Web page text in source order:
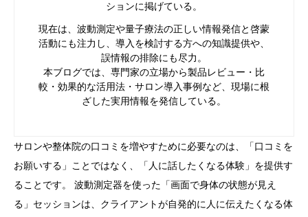
ションに掲げている。
現在は、波動測定や量子療法の正しい情報発信と啓蒙
活動にも注力し、導入を検討する方への知識提供や、
誤情報の排除にも尽力。
本ブログでは、専門家の立場から製品レビュー・比
較・効果的な活用法・サロン導入事例など、現場に根
ざした実用情報を発信している。
サロンや整体院の口コミを増やすために必要なのは、「口コミを
お願いする」ことではなく、「人に話したくなる体験」を提供す
ることです。 波動測定器を使った「画面で身体の状態が見え
る」セッションは、クライアントが自発的に人に伝えたくなる体